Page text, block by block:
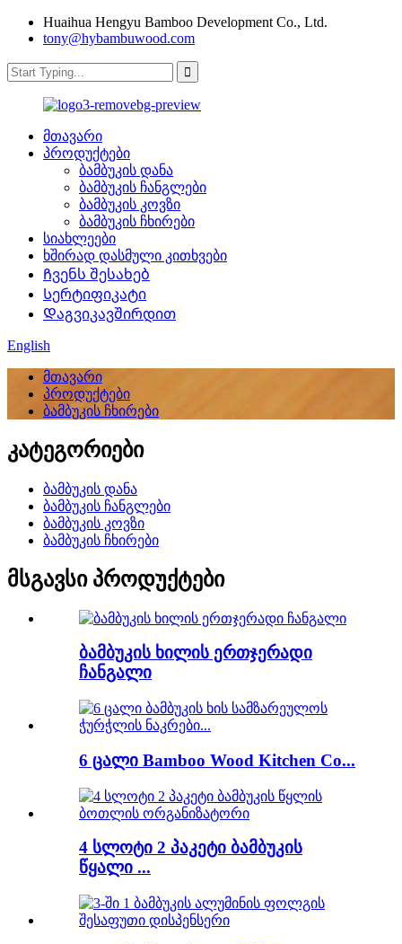
Huaihua Hengyu Bamboo Development Co., Ltd.
tony@hybambuwood.com
მთავარი
პროდუქტები
ბამბუკის დანა
ბამბუკის ჩანგლები
ბამბუკის კოვზი
ბამბუკის ჩხირები
სიახლეები
ხშირად დასმული კითხვები
Ჩვენს შესახებ
Სერტიფიკატი
Დაგვიკავშირდით
English
მთავარი
პროდუქტები
ბამბუკის ჩხირები
კატეგორიები
ბამბუკის დანა
ბამბუკის ჩანგლები
ბამბუკის კოვზი
ბამბუკის ჩხირები
მსგავსი პროდუქტები
ბამბუკის ხილის ერთჯერადი
ჩანგალი
6 ცალი Bamboo Wood Kitchen Co...
4 სლოტი 2 პაკეტი ბამბუკის
წყალი ...